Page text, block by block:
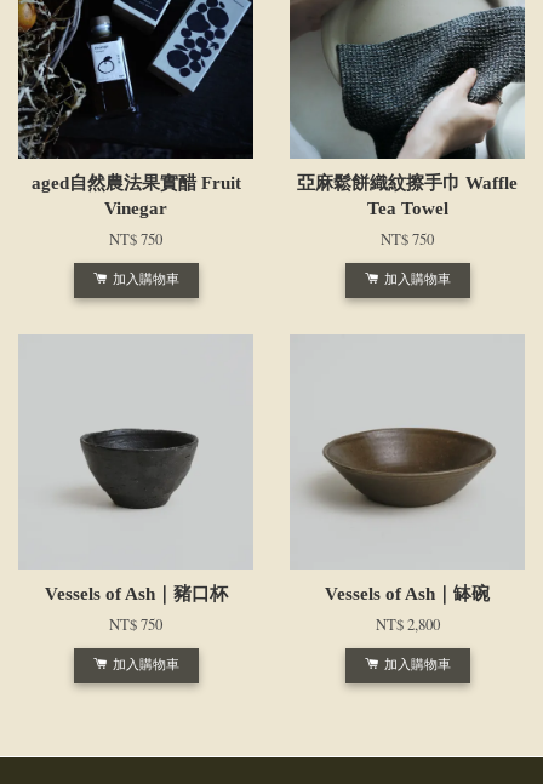
aged自然農法果實醋 Fruit
Vinegar
NT$ 750
加入購物車
亞麻鬆餅織紋擦手巾 Waffle
Tea Towel
NT$ 750
加入購物車
Vessels of Ash｜豬口杯
NT$ 750
加入購物車
Vessels of Ash｜缽碗
NT$ 2,800
加入購物車